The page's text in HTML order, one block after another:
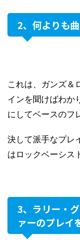
2、何よりも
これは、ガンズ＆
インを聞けばわか
にしてベースのフ
決して派手なプレ
はロックベーシス
3、ラリー・
ァーのプレイ